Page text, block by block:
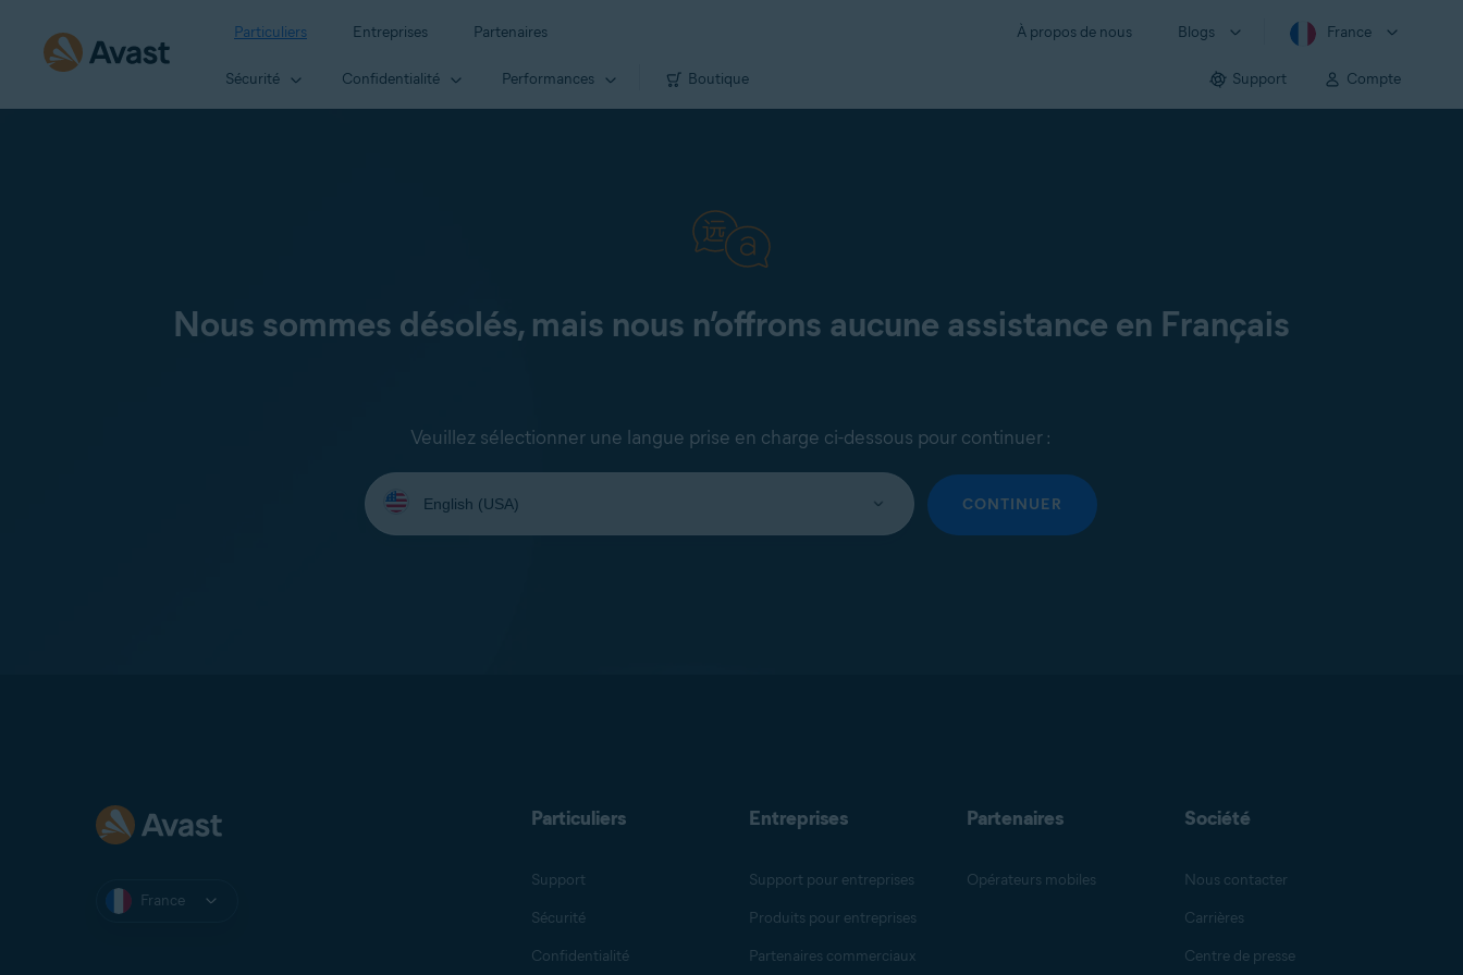
Particuliers Entreprises Partenaires À propos de nous Blogs France
Sécurité Confidentialité Performances Boutique Support Compte
Nous sommes désolés, mais nous n’offrons aucune assistance en Français
Veuillez sélectionner une langue prise en charge ci-dessous pour continuer :
Sélectionnez
une
langue:
CONTINUER
France
Particuliers
Support
Sécurité
Confidentialité
Entreprises
Support pour entreprises
Produits pour entreprises
Partenaires commerciaux
Partenaires
Opérateurs mobiles
Société
Nous contacter
Carrières
Centre de presse